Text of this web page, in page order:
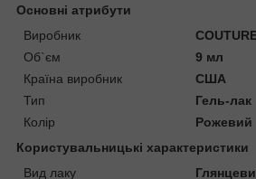
Основні атрибути
Виробник
Об`єм
9 мл
Країна виробник
США
Тип
Гель-лак
Колір
Рожевий
Користувальницькі характеристики
Вид лаку